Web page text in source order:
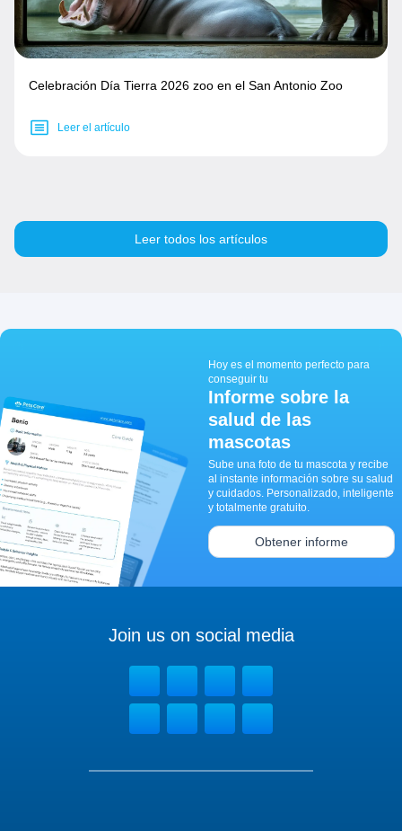
Celebración Día Tierra 2026 zoo en el San Antonio Zoo
Leer el artículo
Leer todos los artículos
Hoy es el momento perfecto para
conseguir tu
Informe sobre la
salud de las
mascotas
Sube una foto de tu mascota y recibe
al instante información sobre su salud
y cuidados. Personalizado, inteligente
y totalmente gratuito.
Obtener informe
Join us on social media